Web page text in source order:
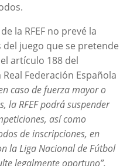
la RFEF no prevé la
juego que se pretende
artículo 188 del
Federación Española
caso de fuerza mayor o
la RFEF podrá suspender
así como
de inscripciones, en
la Liga Nacional de Fútbol
legalmente oportuno”.